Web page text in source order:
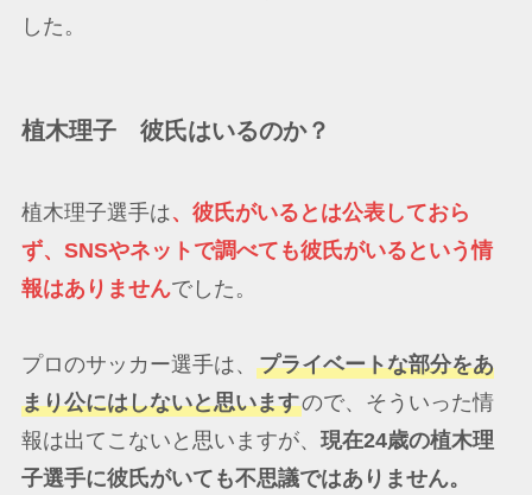
した。
植木理子 彼氏はいるのか？
植木理子選手は、彼氏がいるとは公表しておら
ず、SNSやネットで調べても彼氏がいるという情
報はありませんでした。
プロのサッカー選手は、 プライベートな部分をあ
まり公にはしないと思いますので、そういった情
報は出てこないと思いますが、 現在24歳の植木理
子選手に彼氏がいても不思議ではありません。